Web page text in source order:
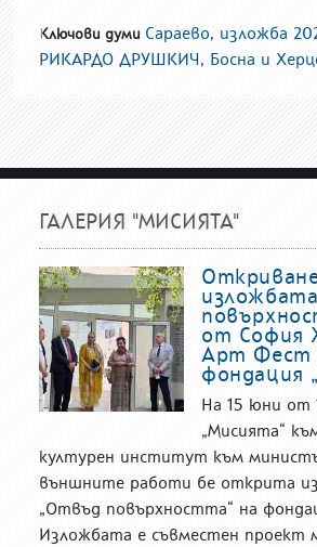
Ключови думи Сараево, изложба
РИКАРДО ДРУШКИЧ, Босна и
ГАЛЕРИЯ "МИСИЯТА"
от София
Арт Фест
фондация
На 15 юни от
„Мисията“
културен институт към
външните работи бе открита
„Отвъд повърхността“ на
Изложбата е съвместен проект